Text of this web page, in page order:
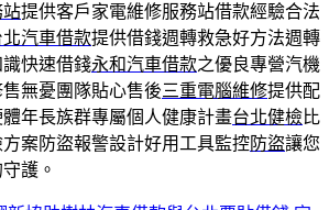
站提供客戶家電維修服務站借款經驗合法
北汽車借款提供借錢週轉救急好方法週轉
快速借錢永和汽車借款之優良專營汽機
無憂團隊貼心售後三重電腦維修提供配
年長族群專屬個人健康計畫台北健檢比
案防盜報警設計好用工具監控防盜讓您
護。